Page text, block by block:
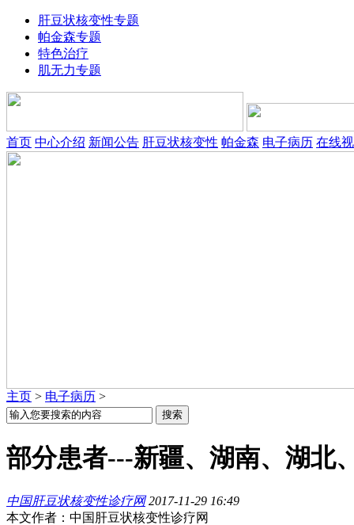
肝豆状核变性专题
帕金森专题
特色治疗
肌无力专题
首页 中心介绍 新闻公告 肝豆状核变性 帕金森 电子病历 在线
主页 > 电子病历 >
部分患者---新疆、湖南、湖北
中国肝豆状核变性诊疗网 2017-11-29 16:49
本文作者：中国肝豆状核变性诊疗网